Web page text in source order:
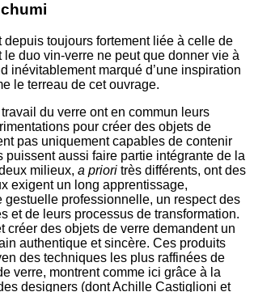
depuis toujours fortement liée à celle de
le duo vin-verre ne peut que donner vie à
inévitablement marqué d’une inspiration
le terreau de cet ouvrage.
du verre ont en commun leurs
pour créer des objets de
pas uniquement capables de contenir
puissent aussi faire partie intégrante de la
milieux, a priori très différents, ont des
exigent un long apprentissage,
gestuelle professionnelle, un respect des
et de leurs processus de transformation.
créer des objets de verre demandent un
authentique et sincère. Ces produits
des techniques les plus raffinées de
verre, montrent comme ici grâce à la
designers (dont Achille Castiglioni et